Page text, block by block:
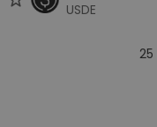
USDE
25